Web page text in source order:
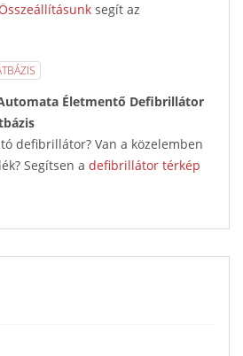
Összeállításunk segít az
Életmentő Defibrillátor
defibrillátor? Van a közelemben
Segítsen a defibrillátor térkép